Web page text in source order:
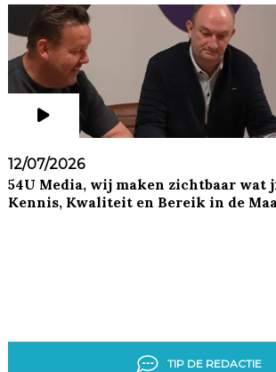
12/07/2026
54U Media, wij maken zichtbaar wat
Kennis, Kwaliteit en Bereik in de
TIP DE REDACTIE